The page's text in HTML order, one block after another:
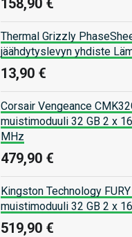
158,90 €
Thermal Grizzly
jäähdytyslevyn yhdiste
13,90 €
Corsair Vengeance
muistimoduuli 32 GB 2 x
MHz
479,90 €
Kingston Technology
muistimoduuli 32 GB 2 x
519,90 €